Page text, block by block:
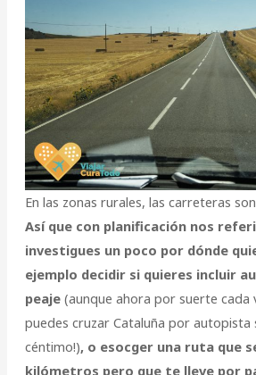
En las zonas rurales, las carreteras
Así que con planificación nos
investigues un poco por dónde
ejemplo decidir si quieres incluir
peaje (aunque ahora por suerte cada
puedes cruzar Cataluña por autopista
céntimo!), o esocger una ruta que
kilómetros pero que te lleve por